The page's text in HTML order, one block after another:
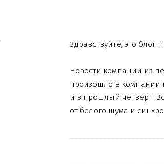
Здравствуйте, это блог
Новости компании из
произошло в компании
и в прошлый четверг.
от белого шума и